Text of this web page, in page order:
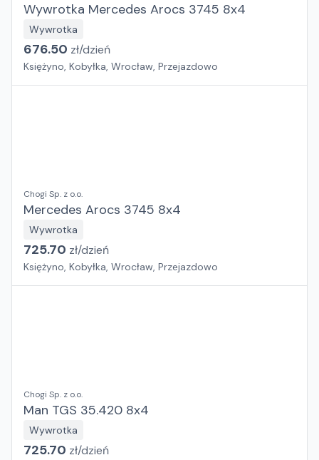
Wywrotka Mercedes Arocs 3745 8x4
Wywrotka
676.50 zł/dzień
Księżyno, Kobyłka, Wrocław, Przejazdowo
Chogi Sp. z o.o.
Mercedes Arocs 3745 8x4
Wywrotka
725.70 zł/dzień
Księżyno, Kobyłka, Wrocław, Przejazdowo
Chogi Sp. z o.o.
Man TGS 35.420 8x4
Wywrotka
725.70 zł/dzień